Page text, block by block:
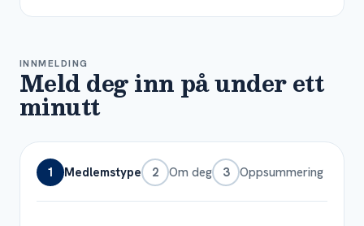
INNMELDING
Meld deg inn på under ett
minutt
1 Medlemstype 2 Om deg 3 Oppsummering